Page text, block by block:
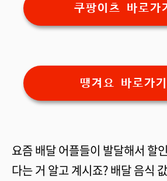
쿠팡이츠 바로가
땡겨요 바로가
요즘 배달 어플들이 발달해서 할
다는 거 알고 계시죠? 배달 음식